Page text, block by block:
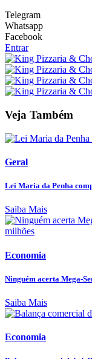
Telegram
Whatsapp
Facebook
Entrar
Veja Também
Geral
Lei Maria da Penha
Saiba Mais
Economia
Ninguém acerta Mega-
Saiba Mais
Economia